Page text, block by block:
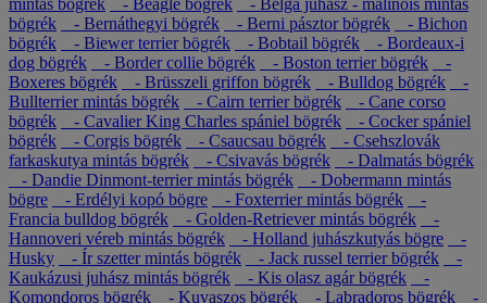
mintás bögrék
- Beagle bögrék
- Belga juhász - malinois mintás
bögrék
- Bernáthegyi bögrék - Berni pásztor bögrék
- Bichon
bögrék
- Biewer terrier bögrék - Bobtail bögrék
- Bordeaux-i
dog bögrék
- Border collie bögrék - Boston terrier bögrék
-
Boxeres bögrék
- Brüsszeli griffon bögrék - Bulldog bögrék
-
Bullterrier mintás bögrék
- Cairn terrier bögrék
- Cane corso
bögrék
- Cavalier King Charles spániel bögrék
- Cocker spániel
bögrék
- Corgis bögrék - Csaucsau bögrék
- Csehszlovák
farkaskutya mintás bögrék
- Csivavás bögrék
- Dalmatás bögrék
- Dandie Dinmont-terrier mintás bögrék
- Dobermann mintás
bögre
- Erdélyi kopó bögre - Foxterrier mintás bögrék
-
Francia bulldog bögrék
- Golden-Retriever mintás bögrék
-
Hannoveri véreb mintás bögrék
- Holland juhászkutyás bögre
-
Husky
- Ír szetter mintás bögrék - Jack russel terrier bögrék
-
Kaukázusi juhász mintás bögrék
- Kis olasz agár bögrék
-
Komondoros bögrék
- Kuvaszos bögrék - Labradoros bögrék
-